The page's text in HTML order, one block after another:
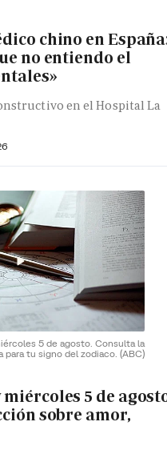
chino en
no entiendo el
en el Hospital La
5 de agosto. Consulta la
para tu signo del zodiaco. (ABC)
5 de
sobre amor,